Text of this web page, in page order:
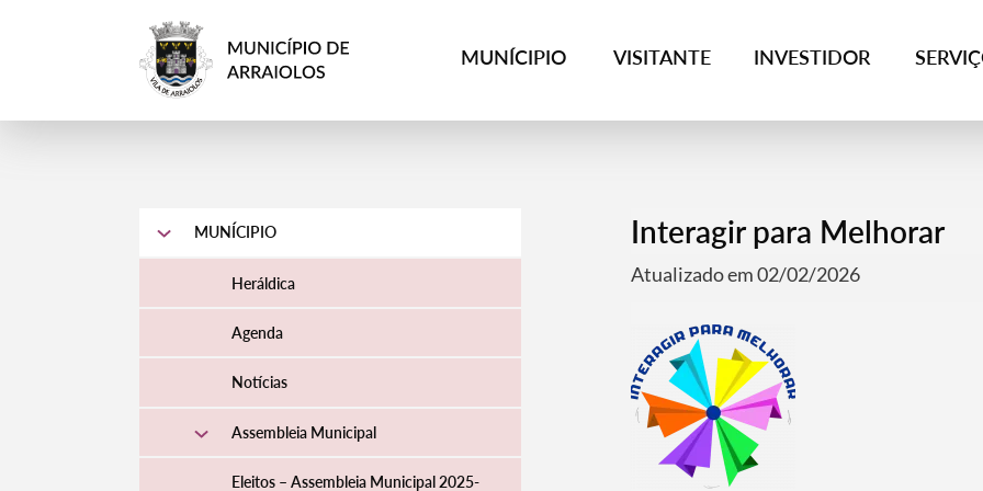
MUNÍCIPIO VISITANTE INVESTIDOR
MUNÍCIPIO
Heráldica
Agenda
Notícias
Assembleia Municipal
Eleitos – Assembleia Municipal 2025-
Interagir para Melhorar
Atualizado em 02/02/2026